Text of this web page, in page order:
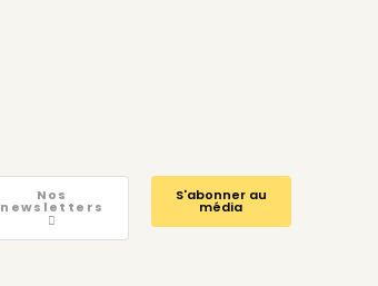
Nos
newsletters
S'abonner au
média